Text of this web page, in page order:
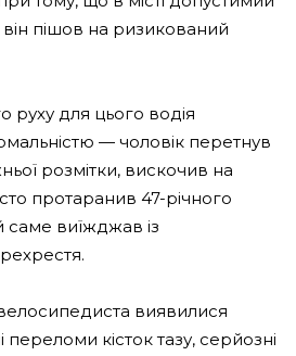
він пішов на ризикований
для цього водія
— чоловік перетнув
розмітки, вискочив на
протаранив 47-річного
саме виїжджав із
виявилися
кісток тазу, серйозні